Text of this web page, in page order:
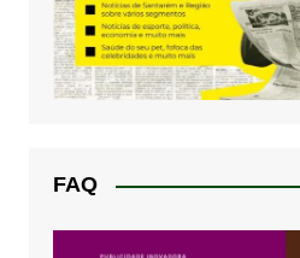
FAQ